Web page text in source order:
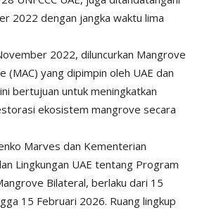
2022 dengan jangka waktu lima
2022, diluncurkan Mangrove
(MAC) yang dipimpin oleh UAE dan
bertujuan untuk meningkatkan
ekosistem mangrove secara
Marves dan Kementerian
Lingkungan UAE tentang Program
Bilateral, berlaku dari 15
15 Februari 2026. Ruang lingkup